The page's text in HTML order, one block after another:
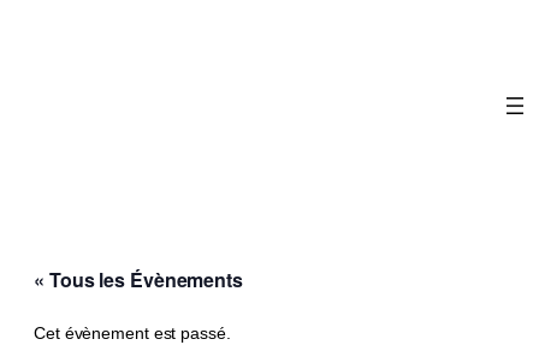
« Tous les Évènements
Cet évènement est passé.